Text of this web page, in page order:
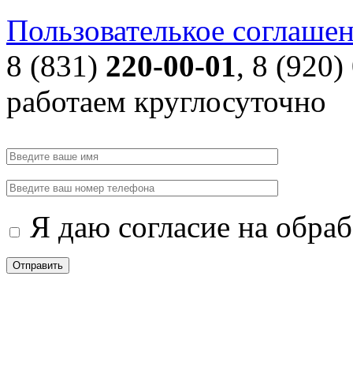
Пользователькое
8 (831) 220-00-01, 8 (920)
работаем круглосуточно
Я даю согласие на